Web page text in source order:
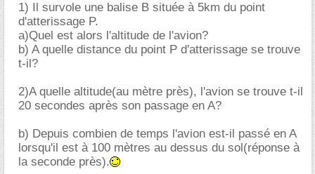
1) Il survole une balise B située à 5km du point
d'atterissage P.
a)Quel est alors l'altitude de l'avion?
b) A quelle distance du point P d'atterissage se trouve
t-il?
2)A quelle altitude(au mètre près), l'avion se trouve t-il
20 secondes après son passage en A?
b) Depuis combien de temps l'avion est-il passé en A
lorsqu'il est à 100 mètres au dessus du sol(réponse à
la seconde près).